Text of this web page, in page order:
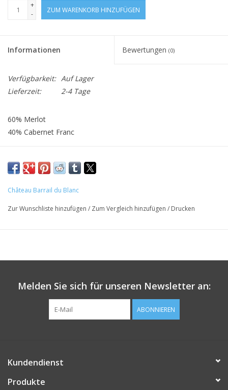
+
-
ZUM WARENKORB HINZUFÜGEN
Informationen Bewertungen (0)
Verfügbarkeit: Auf Lager
Lieferzeit:
2-4 Tage
60% Merlot
40% Cabernet Franc
Château Barrail du Blanc
Zur Wunschliste hinzufügen / Zum Vergleich hinzufügen / Drucken
Melden Sie sich für unseren Newsletter an:
ABONNIEREN
Kundendienst
Produkte